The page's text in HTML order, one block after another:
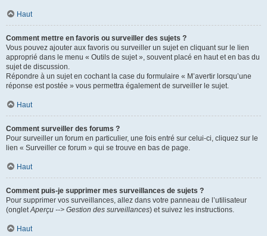
Haut
Comment mettre en favoris ou surveiller des sujets ?
Vous pouvez ajouter aux favoris ou surveiller un sujet en cliquant sur le lien
approprié dans le menu « Outils de sujet », souvent placé en haut et en bas du
sujet de discussion.
Répondre à un sujet en cochant la case du formulaire « M’avertir lorsqu’une
réponse est postée » vous permettra également de surveiller le sujet.
Haut
Comment surveiller des forums ?
Pour surveiller un forum en particulier, une fois entré sur celui-ci, cliquez sur le
lien « Surveiller ce forum » qui se trouve en bas de page.
Haut
Comment puis-je supprimer mes surveillances de sujets ?
Pour supprimer vos surveillances, allez dans votre panneau de l’utilisateur
(ongletAperçu --> Gestion des surveillances) et suivez les instructions.
Haut